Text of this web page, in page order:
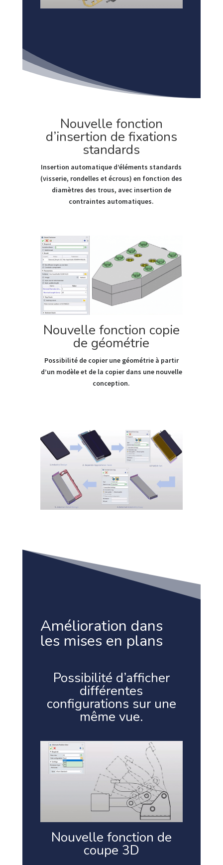
Nouvelle fonction
d’insertion de fixations
standards
Insertion automatique d’éléments standards
(visserie, rondelles et écrous) en fonction des
diamètres des trous, avec insertion de
contraintes automatiques.
Nouvelle fonction copie
de géométrie
Possibilité de copier une géométrie à partir
d’un modèle et de la copier dans une nouvelle
conception.
Amélioration dans
les mises en plans
Possibilité d’afficher
différentes
configurations sur une
même vue.
Nouvelle fonction de
coupe 3D